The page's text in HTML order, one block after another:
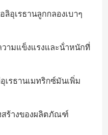
อุเรธานลูกกลองเบาๆ
ามแข็งแรงและน้ําหนักที่
เรธานเมทริกซ์มันเพิ่ม
ร้างของผลิตภัณฑ์